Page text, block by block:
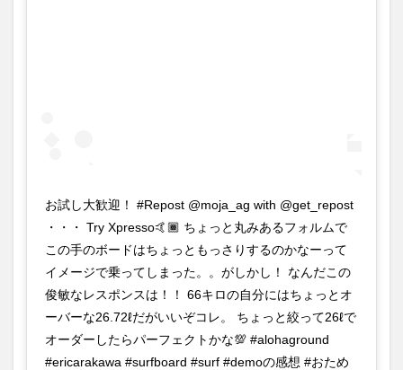
お試し大歓迎！ #Repost @moja_ag with @get_repost
・・・ Try Xpresso🤙🏾 ちょっと丸みあるフォルムで
この手のボードはちょっともっさりするのかなーって
イメージで乗ってしまった。。がしかし！ なんだこの
俊敏なレスポンスは！！ 66キロの自分にはちょっとオ
ーバーな26.72ℓだがいいぞコレ。 ちょっと絞って26ℓで
オーダーしたらパーフェクトかな💯 #alohaground
#ericarakawa #surfboard #surf #demoの感想 #おため